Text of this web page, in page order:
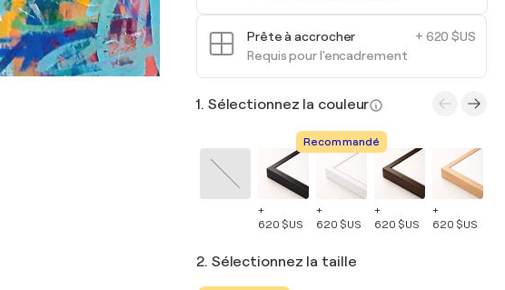
+ 620 $US
Prête à accrocher
Requis pour l'encadrement
1. Sélectionnez la couleur
+
620 $US
Recommandé
+
620 $US
+
620 $US
+
620 $US
2. Sélectionnez la taille